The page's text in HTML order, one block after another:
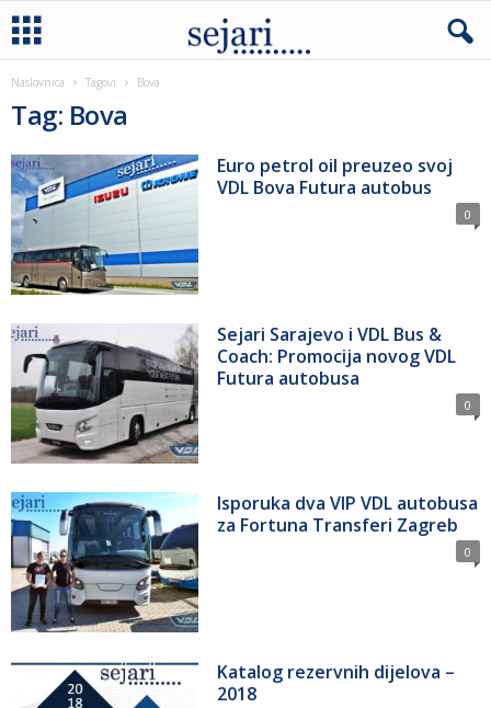
Naslovnica Tagovi Bova
Tag: Bova
Euro petrol oil preuzeo svoj
VDL Bova Futura autobus
0
Sejari Sarajevo i VDL Bus &
Coach: Promocija novog VDL
Futura autobusa
0
Isporuka dva VIP VDL autobusa
za Fortuna Transferi Zagreb
0
Katalog rezervnih dijelova –
2018